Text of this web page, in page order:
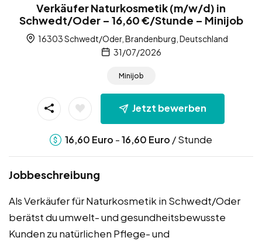
Verkäufer Naturkosmetik (m/w/d) in
Schwedt/Oder – 16,60 €/Stunde – Minijob
16303 Schwedt/Oder, Brandenburg, Deutschland
31/07/2026
Minijob
Jetzt bewerben
16,60 Euro -16,60 Euro / Stunde
Jobbeschreibung
Als Verkäufer für Naturkosmetik in Schwedt/Oder
berätst du umwelt- und gesundheitsbewusste
Kunden zu natürlichen Pflege- und